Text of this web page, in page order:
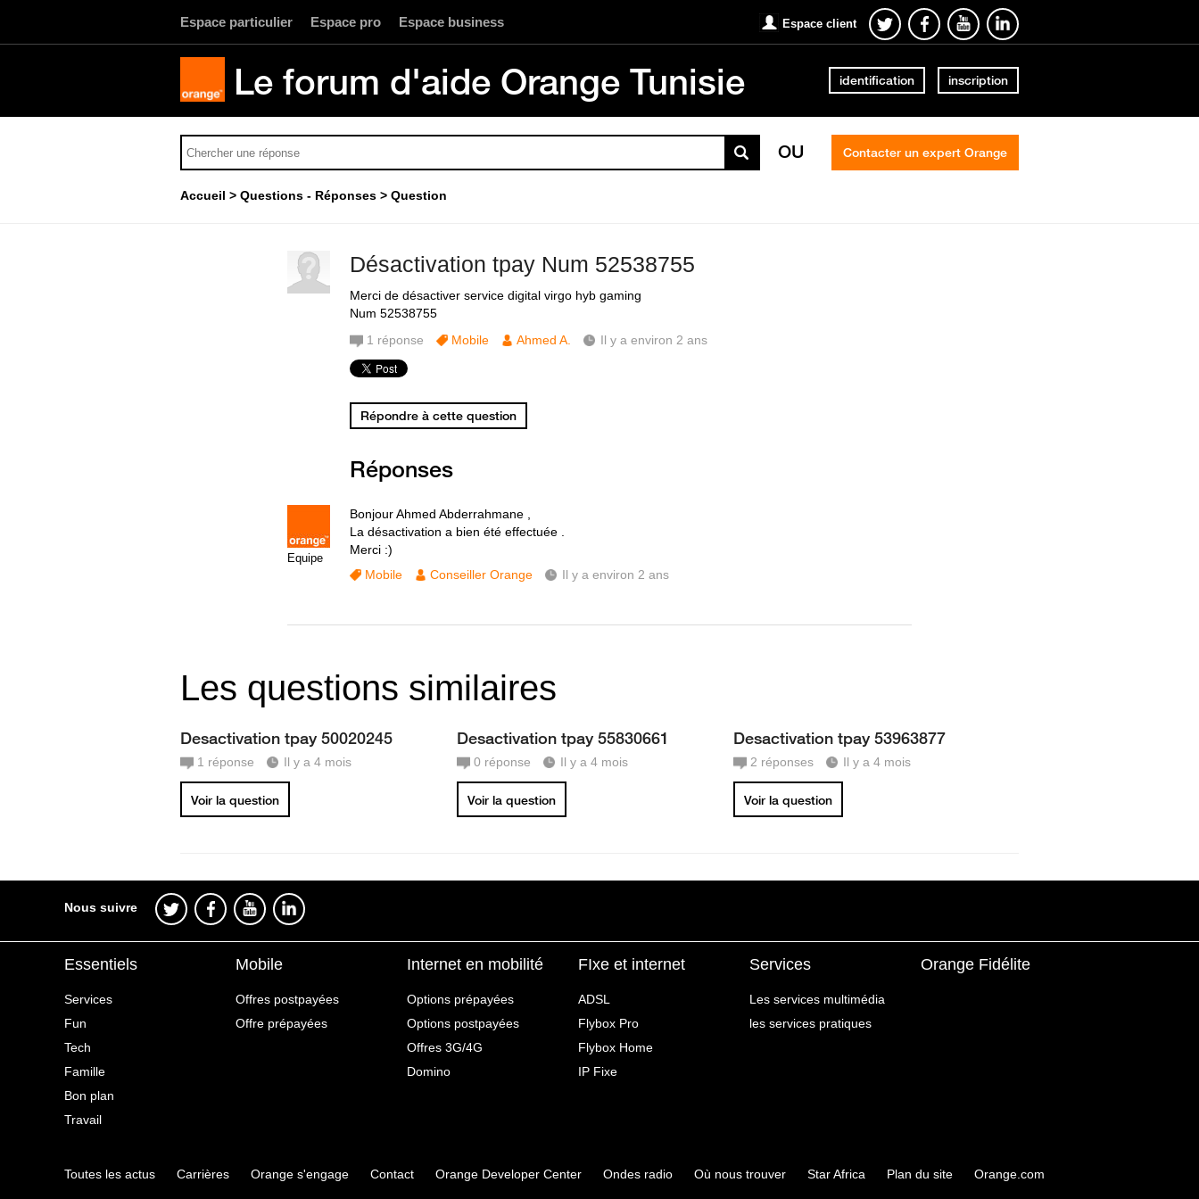
Espace particulier Espace pro Espace business Espace client
Le forum d'aide Orange Tunisie identification inscription
OU Contacter un expert Orange
Accueil Questions - Réponses Question
Désactivation tpay Num 52538755
Merci de désactiver service digital virgo hyb gaming
Num 52538755
1 réponse Mobile Ahmed A. Il y a environ 2 ans
Répondre à cette question
Réponses
Equipe
Bonjour Ahmed Abderrahmane ,
La désactivation a bien été effectuée .
Merci :)
Mobile
Conseiller Orange Il y a environ 2 ans
Les questions similaires
Desactivation tpay 50020245
1 réponse Il y a 4 mois
Voir la question
Desactivation tpay 55830661
0 réponse Il y a 4 mois
Voir la question
Desactivation tpay 53963877
2 réponses Il y a 4 mois
Voir la question
Nous suivre
Essentiels
Services
Fun
Tech
Famille
Bon plan
Travail
Mobile
Offres postpayées
Offre prépayées
Internet en mobilité
Options prépayées
Options postpayées
Offres 3G/4G
Domino
FIxe et internet
ADSL
Flybox Pro
Flybox Home
IP Fixe
Services
Les services multimédia
les services pratiques
Orange Fidélite
Toutes les actus Carrières Orange s'engage Contact Orange Developer Center Ondes radio Où nous trouver Star Africa Plan du site Orange.com